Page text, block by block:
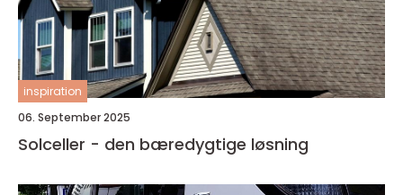
inspiration
06. September 2025
Solceller - den bæredygtige løsning